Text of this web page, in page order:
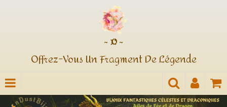
~ ¤ ~
Offrez-Vous Un Fragment De Légende